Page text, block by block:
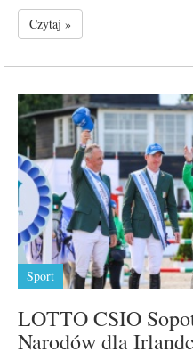
Czytaj »
Sport
LOTTO CSIO
Narodów dla